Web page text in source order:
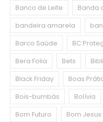
Banco de Leite
Banda
bandeira amarela
Barco Saúde
BC
Bera Folia
Bets
Black Friday
Boas
Bois-bumbás
Bolívia
Bom Futuro
Bom Jesus